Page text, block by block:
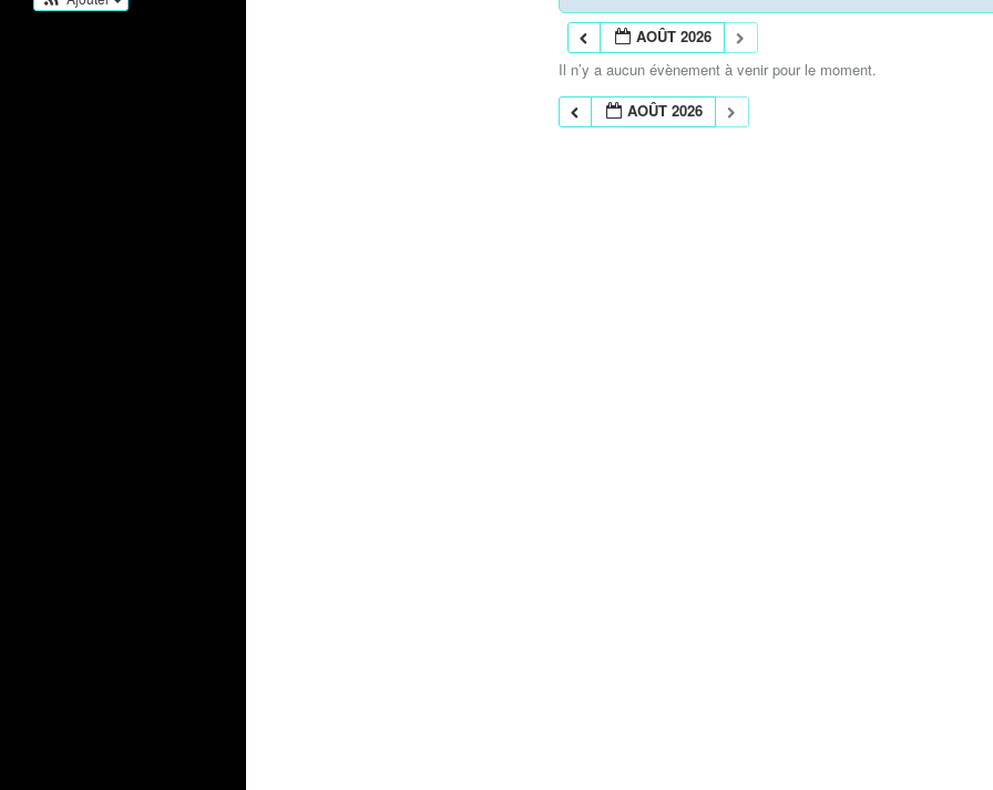
AOÛT 2026
Il n’y a aucun évènement à venir pour le moment.
AOÛT 2026